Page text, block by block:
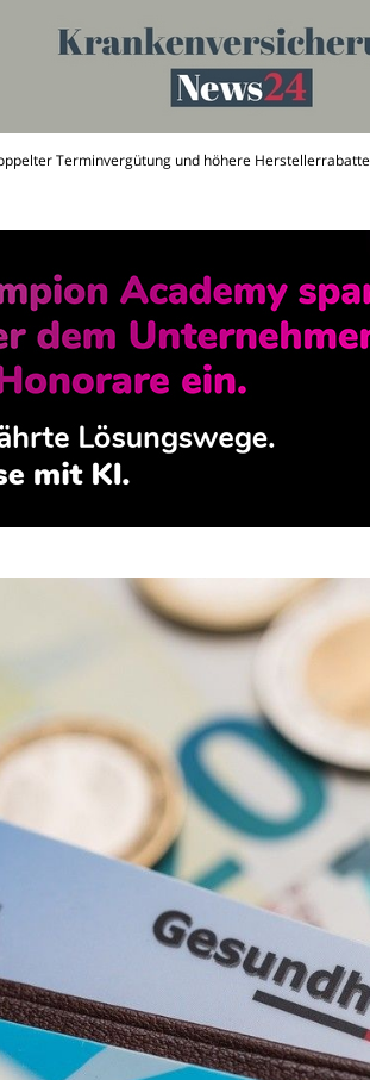
Terminvergütung und höhere Herstellerrabatte